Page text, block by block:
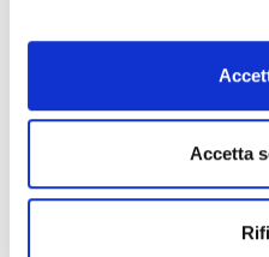
Accetta
28 maggio 2027, Palazzo
Schifanoia